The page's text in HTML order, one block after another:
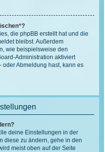
die phpBB erstellt hat und die
bleibst. Außerdem
wie beispielsweise den
Administration aktiviert
oder Abmeldung hast, kann es
deine Einstellungen in der
diese zu ändern, gehe in den
meist oben auf der Seite